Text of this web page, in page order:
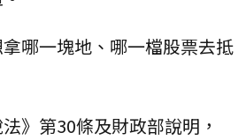
哪一塊地、哪一檔股票去抵
》第30條及財政部說明，